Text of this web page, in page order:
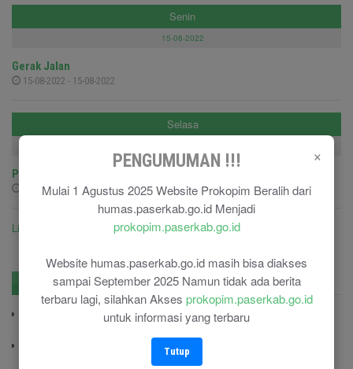
×
PENGUMUMAN !!!
Mulai 1 Agustus 2025 Website Prokopim Beralih dari
humas.paserkab.go.id Menjadi
prokopim.paserkab.go.id
Website humas.paserkab.go.id masih bisa diakses
sampai September 2025 Namun tidak ada berita
terbaru lagi, silahkan Akses prokopim.paserkab.go.id
untuk informasi yang terbaru
Tutup
Senin
15-08-2022
Gerak Jalan
15-08-2022 - 15-08-2022
Selasa
Pelepasan Peserta Jambore Perwakilan Kab.Paser
09-08-2022 - 09-08-2022
Lihat semua agenda ....
No. Penting Pengadaan